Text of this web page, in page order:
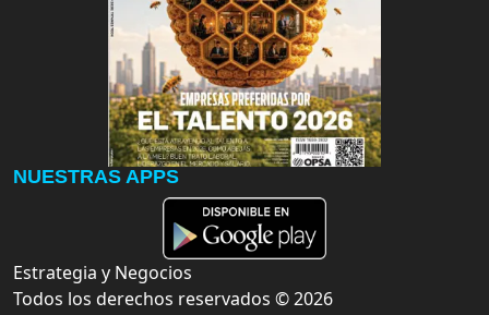
NUESTRAS APPS
Estrategia y Negocios
Todos los derechos reservados ©2026